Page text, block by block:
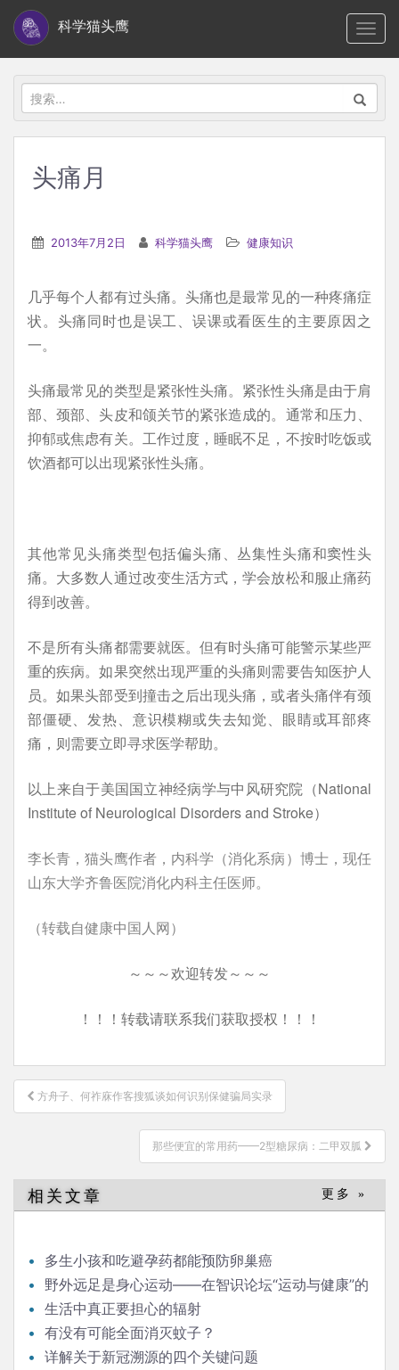
i
科学猫头鹰
搜
索：
头痛月
2013年7月2日 科学猫头鹰 健康知识
几乎每个人都有过头痛。头痛也是最常见的一种疼痛症
状。头痛同时也是误工、误课或看医生的主要原因之
一。
头痛最常见的类型是紧张性头痛。紧张性头痛是由于肩
部、颈部、头皮和颌关节的紧张造成的。通常和压力、
抑郁或焦虑有关。工作过度，睡眠不足，不按时吃饭或
饮酒都可以出现紧张性头痛。
其他常见头痛类型包括偏头痛、丛集性头痛和窦性头
痛。大多数人通过改变生活方式，学会放松和服止痛药
得到改善。
不是所有头痛都需要就医。但有时头痛可能警示某些严
重的疾病。如果突然出现严重的头痛则需要告知医护人
员。如果头部受到撞击之后出现头痛，或者头痛伴有颈
部僵硬、发热、意识模糊或失去知觉、眼睛或耳部疼
痛，则需要立即寻求医学帮助。
以上来自于美国国立神经病学与中风研究院（National
Institute of Neurological Disorders and Stroke）
李长青，猫头鹰作者，内科学（消化系病）博士，现任
山东大学齐鲁医院消化内科主任医师。
（转载自健康中国人网）
～～～欢迎转发～～～
！！！转载请联系我们获取授权！！！
文
章
方舟子、何祚庥作客搜狐谈如何识别保健骗局实录
那些便宜的常用药——2型糖尿病：二甲双胍
相关文章 更多 »
多生小孩和吃避孕药都能预防卵巢癌
野外远足是身心运动——在智识论坛“运动与健康”的
发言生活中真正要担心的辐射
有没有可能全面消灭蚊子？
详解关于新冠溯源的四个关键问题